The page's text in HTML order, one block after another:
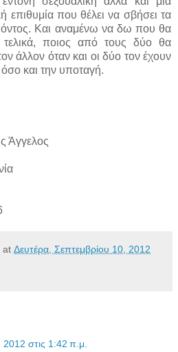
επιθυμία που θέλει να σβήσει τα
Και αναμένω να δω που θα
τελικά, ποιος από τους δύο θα
άλλον όταν και οι δύο τον έχουν
και την υποταγή.
Άγγελος
at Δευτέρα, Σεπτεμβρίου 10, 2012
στις 1:42 π.μ.